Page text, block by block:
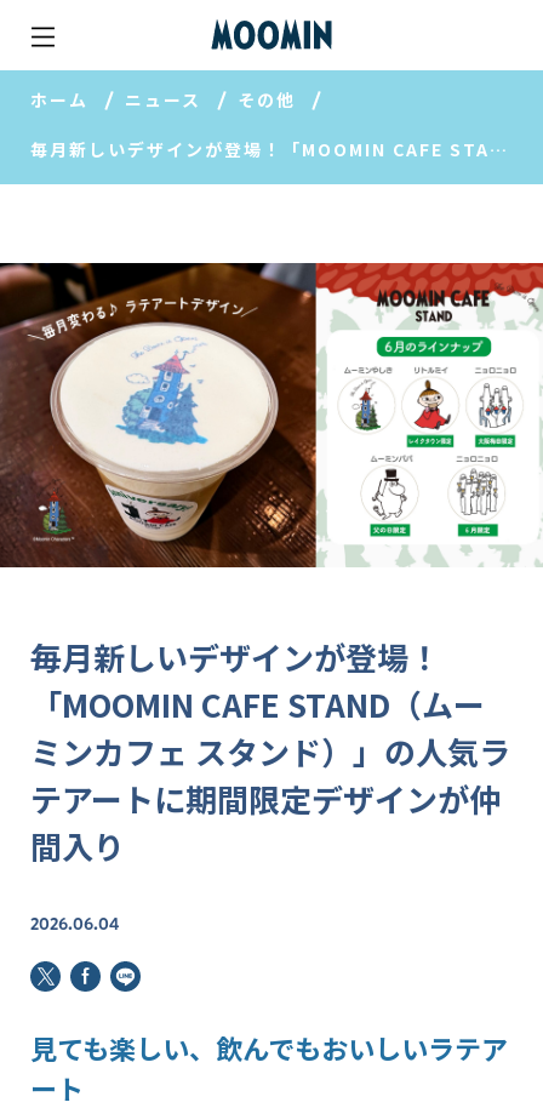
ホーム ニュース その他
毎月新しいデザインが登場！「MOOMIN CAFE STAND（ムーミンカフェ スタンド）」の人気ラテアートに期間限定デザインが仲間入り
毎月新しいデザインが登場！
「MOOMIN CAFE STAND（ムー
ミンカフェ スタンド）」の人気ラ
テアートに期間限定デザインが仲
間入り
2026.06.04
見ても楽しい、飲んでもおいしいラテア
ート